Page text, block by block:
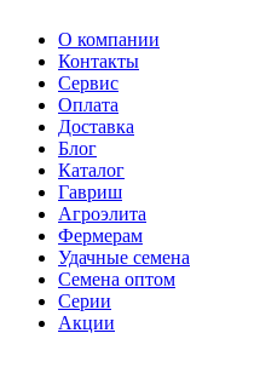
О компании
Контакты
Сервис
Оплата
Доставка
Блог
Каталог
Гавриш
Агроэлита
Фермерам
Удачные семена
Семена оптом
Серии
Акции